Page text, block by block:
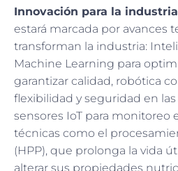
Innovación para la industria
estará marcada por avances
transforman la industria:
Machine Learning para
garantizar calidad, robótica
flexibilidad y seguridad en
sensores IoT para monitoreo
técnicas como el
(HPP), que prolonga la vida
alterar sus propiedades